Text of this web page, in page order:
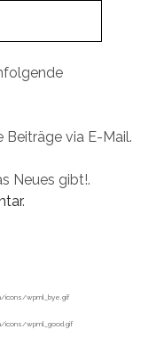
Beiträge via E-Mail.
Neues gibt!.
.